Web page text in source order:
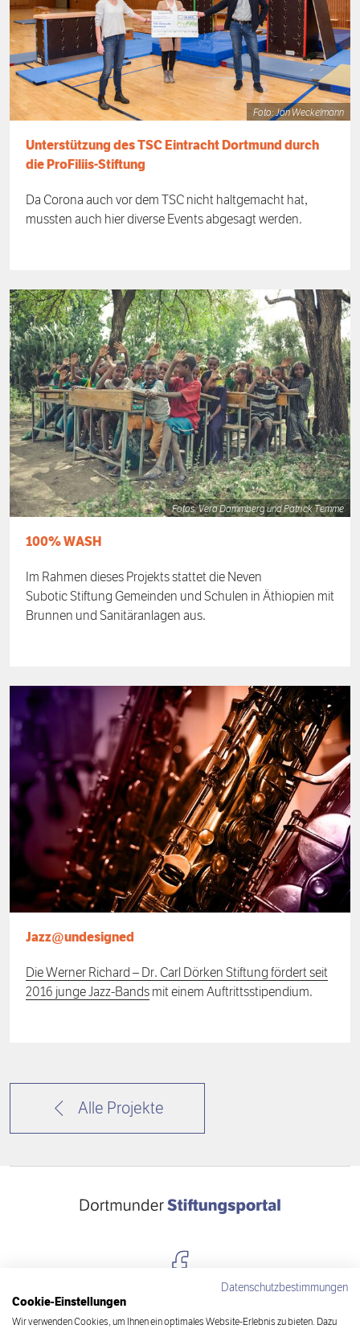
Foto: Jan Weckelmann
Unterstützung des TSC Eintracht Dortmund durch
die ProFiliis-Stiftung
Da Corona auch vor dem TSC nicht haltgemacht hat,
mussten auch hier diverse Events abgesagt werden.
Fotos: Vera Dammberg und Patrick Temme
100% WASH
Im Rahmen dieses Projekts stattet die Neven
Subotic Stiftung Gemeinden und Schulen in Äthiopien mit
Brunnen und Sanitäranlagen aus.
Jazz@undesigned
Die Werner Richard – Dr. Carl Dörken Stiftung fördert seit
2016 junge Jazz-Bands mit einem Auftrittsstipendium.
Alle Projekte
Datenschutzbestimmungen
Cookie-Einstellungen
Wir verwenden Cookies, um Ihnen ein optimales Website-Erlebnis zu bieten. Dazu